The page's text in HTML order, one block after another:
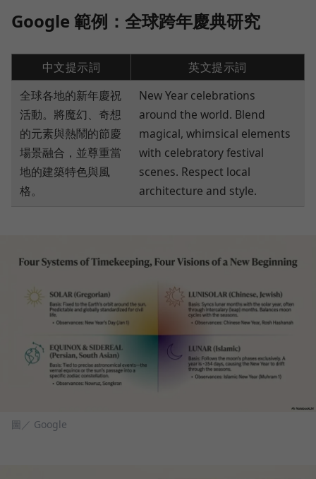
Google 範例：全球跨年慶典研究
中文提示詞
英文提示詞
全球各地的新年慶祝
活動。將魔幻、奇想
的元素與熱鬧的節慶
場景融合，並尊重當
地的建築特色與風
格。
New Year celebrations
around the world. Blend
magical, whimsical elements
with celebratory festival
scenes. Respect local
architecture and style.
圖／ Google